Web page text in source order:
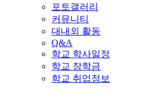
포토갤러리
커뮤니티
대내외 활동
Q&A
학교 학사일정
학교 장학금
학교 취업정보